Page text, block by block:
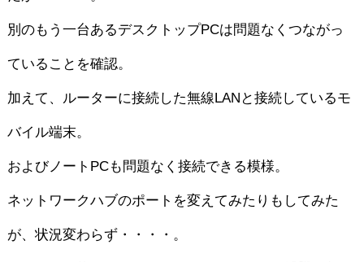
別のもう一台あるデスクトップPCは問題なくつながっ
ていることを確認。
加えて、ルーターに接続した無線LANと接続しているモ
バイル端末。
およびノートPCも問題なく接続できる模様。
ネットワークハブのポートを変えてみたりもしてみた
が、状況変わらず・・・・。